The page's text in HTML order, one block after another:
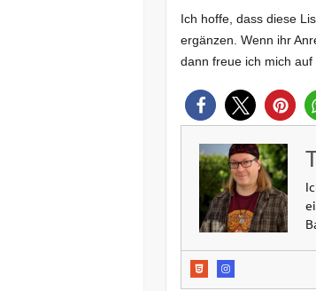
Ich hoffe, dass diese
ergänzen. Wenn ihr
dann freue ich mich auf